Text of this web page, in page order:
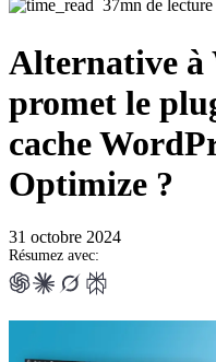
37mn de lecture
Alternative à
promet le
cache
Optimize ?
31 octobre 2024
Résumez avec: